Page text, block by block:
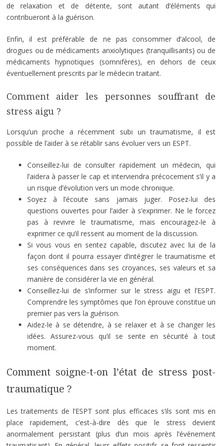
de relaxation et de détente, sont autant d‘éléments qui
contribueront à la guérison.
Enfin, il est préférable de ne pas consommer d’alcool, de
drogues ou de médicaments anxiolytiques (tranquillisants) ou de
médicaments hypnotiques (somnifères), en dehors de ceux
éventuellement prescrits par le médecin traitant.
Comment aider les personnes souffrant de
stress aigu ?
Lorsqu’un proche a récemment subi un traumatisme, il est
possible de l’aider à se rétablir sans évoluer vers un ESPT.
Conseillez-lui de consulter rapidement un médecin, qui
l’aidera à passer le cap et interviendra précocement s’il y a
un risque d’évolution vers un mode chronique.
Soyez à l’écoute sans jamais juger. Posez-lui des
questions ouvertes pour l’aider à s’exprimer. Ne le forcez
pas à revivre le traumatisme, mais encouragez-le à
exprimer ce qu’il ressent au moment de la discussion.
Si vous vous en sentez capable, discutez avec lui de la
façon dont il pourra essayer d’intégrer le traumatisme et
ses conséquences dans ses croyances, ses valeurs et sa
manière de considérer la vie en général.
Conseillez-lui de s’informer sur le stress aigu et l’ESPT.
Comprendre les symptômes que l’on éprouve constitue un
premier pas vers la guérison.
Aidez-le à se détendre, à se relaxer et à se changer les
idées. Assurez-vous qu’il se sente en sécurité à tout
moment.
Comment soigne-t-on l’état de stress post-
traumatique ?
Les traitements de l’ESPT sont plus efficaces s’ils sont mis en
place rapidement, c’est-à-dire dès que le stress devient
anormalement persistant (plus d’un mois après l’événement